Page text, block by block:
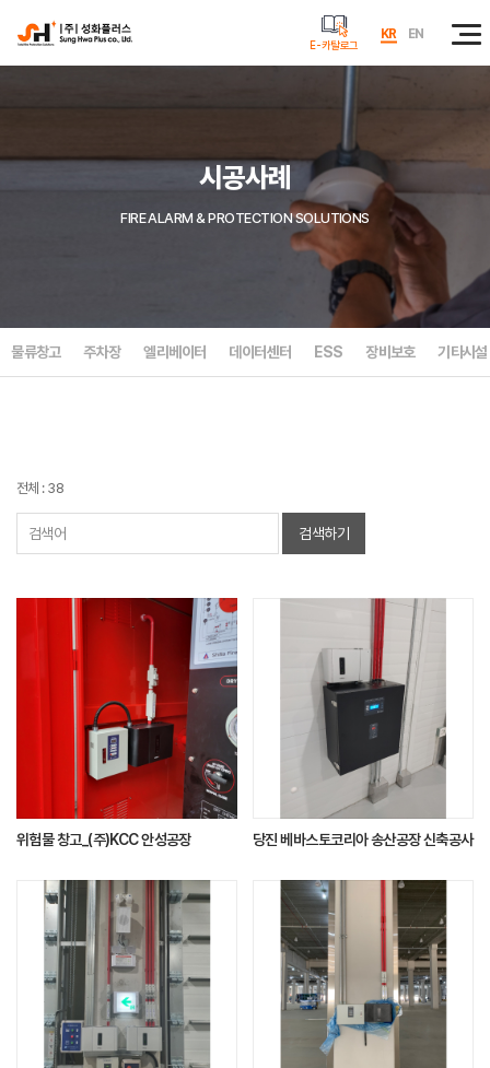
E-카탈로그
KR EN
시공사례
FIRE ALARM & PROTECTION SOLUTIONS
물류창고 주차장 엘리베이터 데이터센터 ESS 장비보호 기타시설
전체 : 38
검색하기
위험물 창고_(주)KCC 안성공장 당진 베바스토코리아 송산공장 신축공사